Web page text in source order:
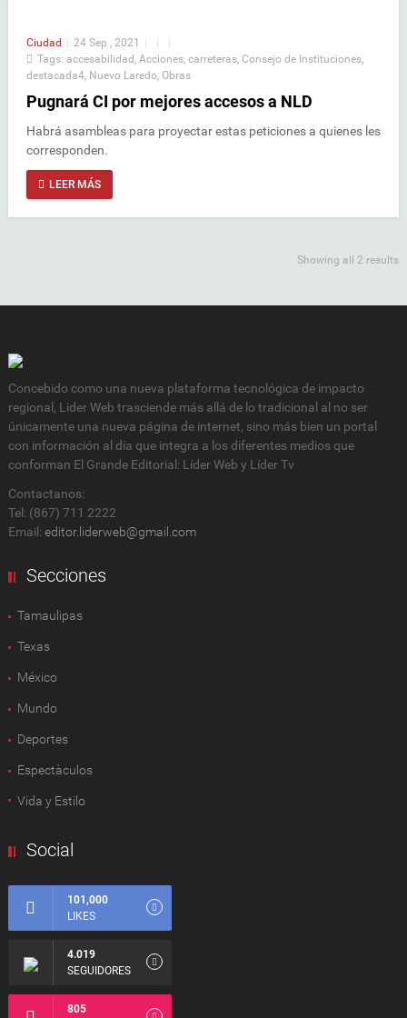
Ciudad | 24 Sep , 2021 | |
|
Tags: accesabilidad Acciones carreteras Consejo de Instituciones
destacada4 Nuevo Laredo Obras
Pugnará CI por mejores accesos a NLD
Habrá asambleas para proyectar estas peticiones a quienes les
corresponden.
LEER MÁS
Showing all 2 results
Concebido como una nueva plataforma tecnológica de impacto
regional, Lider Web trasciende más allá de lo tradicional al no ser
únicamente una nueva página de internet, sino más bien un portal
con información al día que integra a los diferentes medios que
conforman El Grande Editorial: Líder Web y Líder Tv
Contactanos:
Tel: (867) 711 2222
Email: editor.liderweb@gmail.com
Secciones
Tamaulipas
Texas
México
Mundo
Deportes
Espectàculos
Vida y Estilo
Social
101,000
LIKES
4.019
SEGUIDORES
805